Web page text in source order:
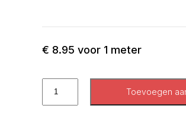
€ 8.95 voor 1 meter
Toevoegen